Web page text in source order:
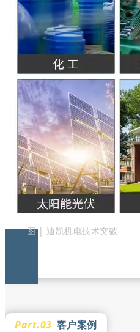
图 | 迪凯机电技术突破
Part.03 客户案例